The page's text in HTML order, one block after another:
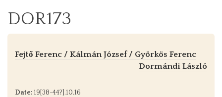
DOR173
Fejtő Ferenc / Kálmán József / Györkös Ferenc
Dormándi László
Date:19[38-44?].10.16